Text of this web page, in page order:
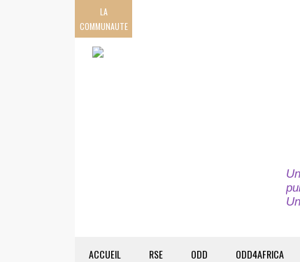
LA
COMMUNAUTE
ACCUEIL RSE ODD ODD4AFRICA